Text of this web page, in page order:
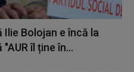
Ilie Bolojan e încă la
îl ține în...